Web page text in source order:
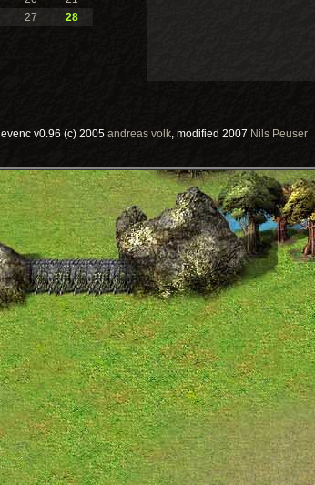
27
28
evenc v0.96 (c) 2005 andreas volk, modified 2007 Nils Peuser